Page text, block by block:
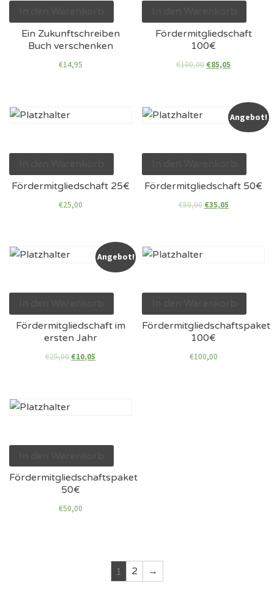
Ein Zukunftschreiben
Buch verschenken
€14,95
Fördermitgliedschaft
100€
€100,00€85,05
Fördermitgliedschaft 25€
€25,00
Angebot!
Fördermitgliedschaft 50€
€50,00€35,05
Angebot!
Fördermitgliedschaft im
ersten Jahr
€25,00€10,05
Fördermitgliedschaftspaket
100€
€100,00
Fördermitgliedschaftspaket
50€
€50,00
1 2 →